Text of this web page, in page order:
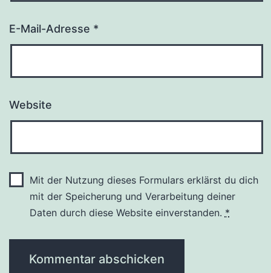
E-Mail-Adresse *
Website
Mit der Nutzung dieses Formulars erklärst du dich
mit der Speicherung und Verarbeitung deiner
Daten durch diese Website einverstanden. *